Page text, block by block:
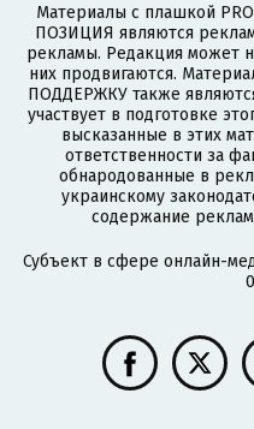
Материалы с плашкой
ПОЗИЦИЯ являются
рекламы. Редакция может
них продвигаются.
ПОДДЕРЖКУ также
участвует в подготовке
высказанные в этих
ответственности за
обнародованные в
украинскому
содержание
Субъект в сфере онлайн-